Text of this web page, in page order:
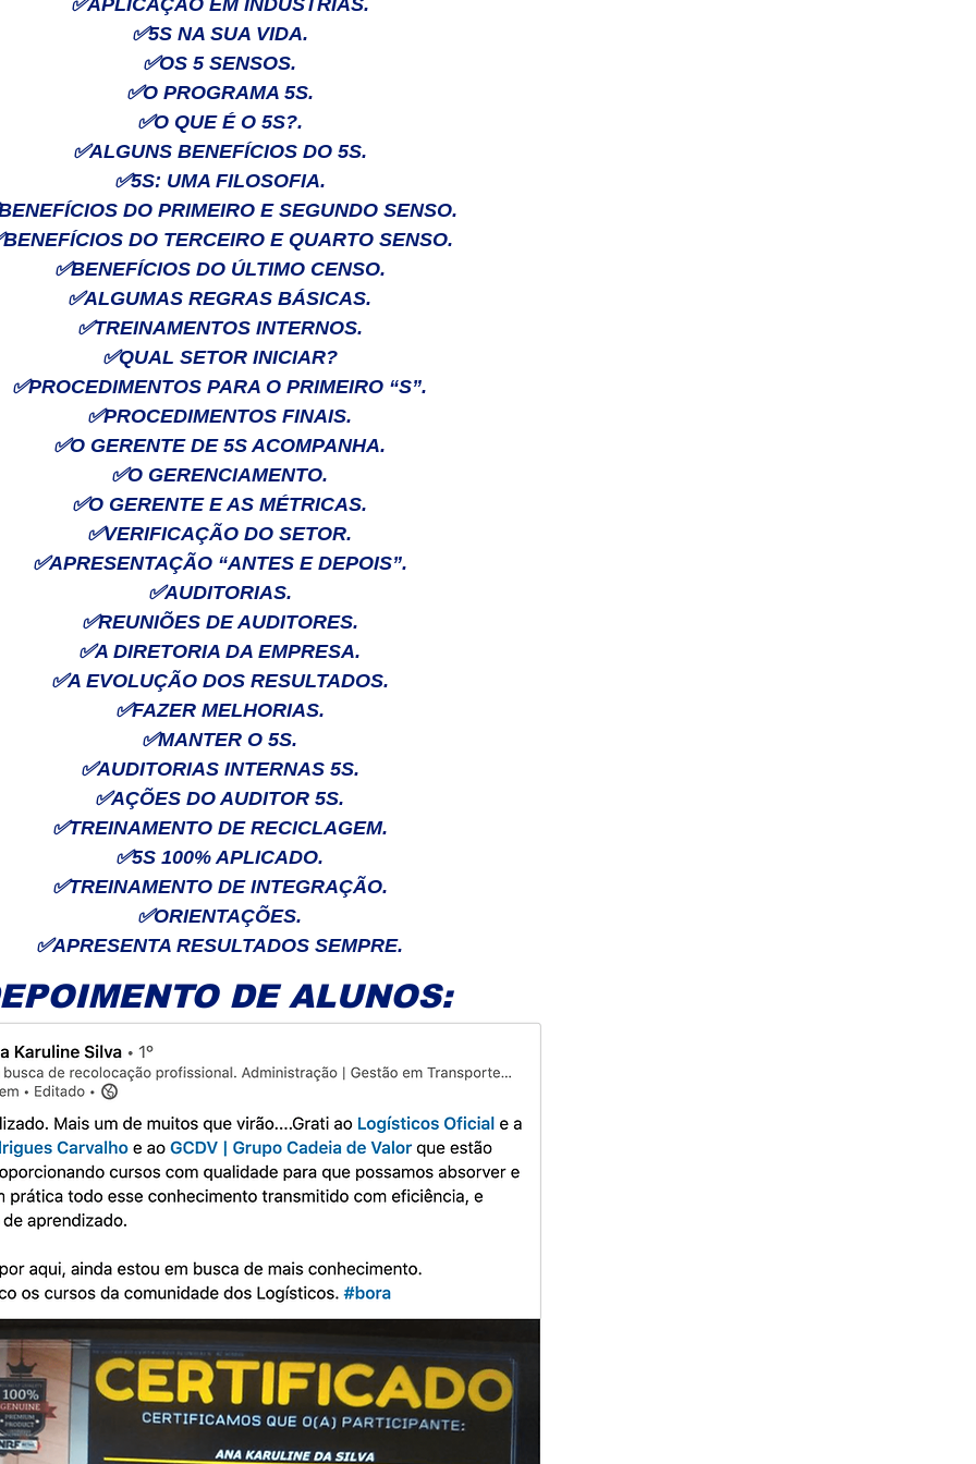
✅APLICAÇÃO EM INDÚSTRIAS.
✅5S NA SUA VIDA.
✅OS 5 SENSOS.
✅O PROGRAMA 5S.
✅O QUE É O 5S?.
✅ALGUNS BENEFÍCIOS DO 5S.
✅5S: UMA FILOSOFIA.
DO PRIMEIRO E SEGUNDO SENSO.
BENEFÍCIOS DO TERCEIRO E QUARTO SENSO.
✅BENEFÍCIOS DO ÚLTIMO CENSO.
✅ALGUMAS REGRAS BÁSICAS.
✅TREINAMENTOS INTERNOS.
✅QUAL SETOR INICIAR?
✅PROCEDIMENTOS PARA O PRIMEIRO “S”.
✅PROCEDIMENTOS FINAIS.
✅O GERENTE DE 5S ACOMPANHA.
✅O GERENCIAMENTO.
✅O GERENTE E AS MÉTRICAS.
✅VERIFICAÇÃO DO SETOR.
✅APRESENTAÇÃO “ANTES E DEPOIS”.
✅AUDITORIAS.
✅REUNIÕES DE AUDITORES.
✅A DIRETORIA DA EMPRESA.
✅A EVOLUÇÃO DOS RESULTADOS.
✅FAZER MELHORIAS.
✅MANTER O 5S.
✅AUDITORIAS INTERNAS 5S.
✅AÇÕES DO AUDITOR 5S.
✅TREINAMENTO DE RECICLAGEM.
✅5S 100% APLICADO.
✅TREINAMENTO DE INTEGRAÇÃO.
✅ORIENTAÇÕES.
✅APRESENTA RESULTADOS SEMPRE.
DE ALUNOS: